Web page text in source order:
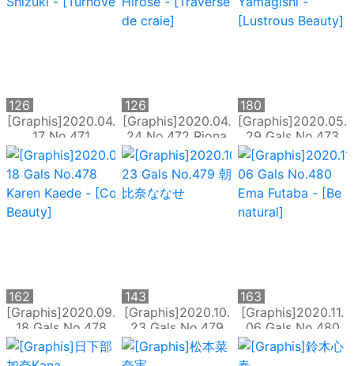
[Graphis]2020.04.
17 No.471
Madoka Shizuki -
[Turnover]
126
P
[Graphis]2020.04.
24 No.472 Riona
Hirose - [Traverse
de craie]
126
P
[Graphis]2020.05.
29 Gals No.473
Aika Yamagishi -
[Lustrous Beauty]
180
P
[Graphis]2020.09.
18 Gals No.478
Karen Kaede -
[Cool Beauty]
162
P
[Graphis]2020.10.
23 Gals No.479
朝比奈ななせ
143
P
[Graphis]2020.11.
06 Gals No.480
Ema Futaba - [Be
natural]
163
P